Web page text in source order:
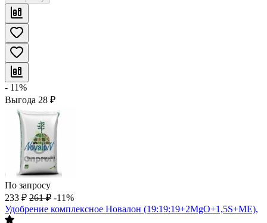
- 11%
Выгода 28 ₽
По запросу
233 ₽ 261 ₽ -11%
Удобрение комплексное Новалон (19:19:19+2MgO+1,5S+МE),